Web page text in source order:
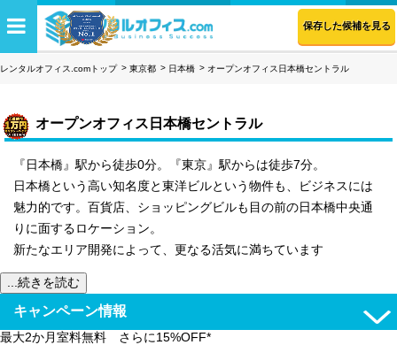
保存した候補を見る
レンタルオフィス.comトップ 東京都 日本橋 オープンオフィス日本橋セントラル
オープンオフィス日本橋セントラル
『日本橋』駅から徒歩0分。『東京』駅からは徒歩7分。
日本橋という高い知名度と東洋ビルという物件も、ビジネスには
魅力的です。百貨店、ショッピングビルも目の前の日本橋中央通
りに面するロケーション。
新たなエリア開発によって、更なる活気に満ちています
...続きを読む
キャンペーン情報
最大2か月室料無料 さらに15%OFF*